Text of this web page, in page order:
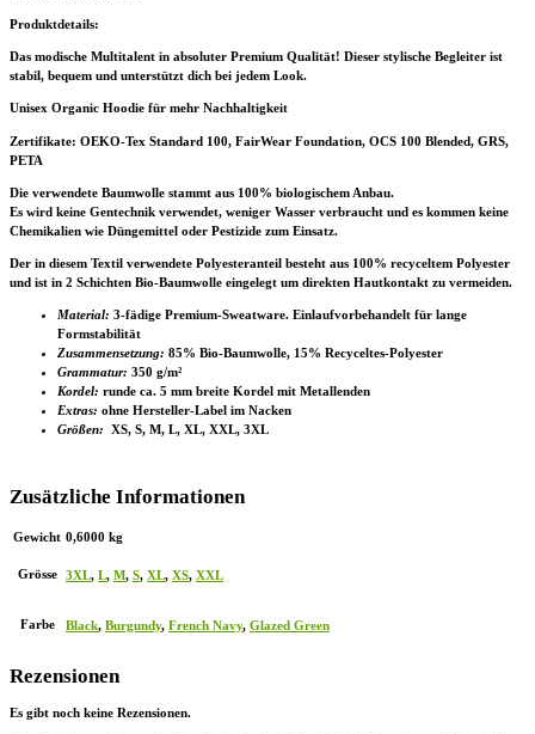
Produktdetails:
Das modische Multitalent in absoluter Premium Qualität! Dieser stylische Begleiter ist
stabil, bequem und unterstützt dich bei jedem Look.
Unisex Organic Hoodie für mehr Nachhaltigkeit
Zertifikate: OEKO-Tex Standard 100, FairWear Foundation, OCS 100 Blended, GRS,
PETA
Die verwendete Baumwolle stammt aus 100% biologischem Anbau.
Es wird keine Gentechnik verwendet, weniger Wasser verbraucht und es kommen keine
Chemikalien wie Düngemittel oder Pestizide zum Einsatz.
Der in diesem Textil verwendete Polyesteranteil besteht aus 100% recyceltem Polyester
und ist in 2 Schichten Bio-Baumwolle eingelegt um direkten Hautkontakt zu vermeiden.
Material: 3-fädige Premium-Sweatware. Einlaufvorbehandelt für lange
Formstabilität
Zusammensetzung: 85% Bio-Baumwolle, 15% Recyceltes-Polyester
Grammatur: 350 g/m²
Kordel: runde ca. 5 mm breite Kordel mit Metallenden
Extras: ohne Hersteller-Label im Nacken
Größen: XS, S, M, L, XL, XXL, 3XL
Zusätzliche Informationen
Gewicht 0,6000 kg
Grösse 3XL, L, M, S, XL, XS, XXL
Farbe Black, Burgundy, French Navy, Glazed Green
Rezensionen
Es gibt noch keine Rezensionen.